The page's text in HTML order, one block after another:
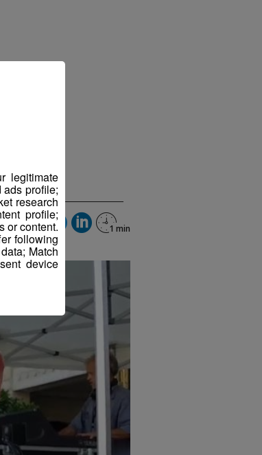
legitimate
ads profile;
research
profile;
or content.
following
Match
device